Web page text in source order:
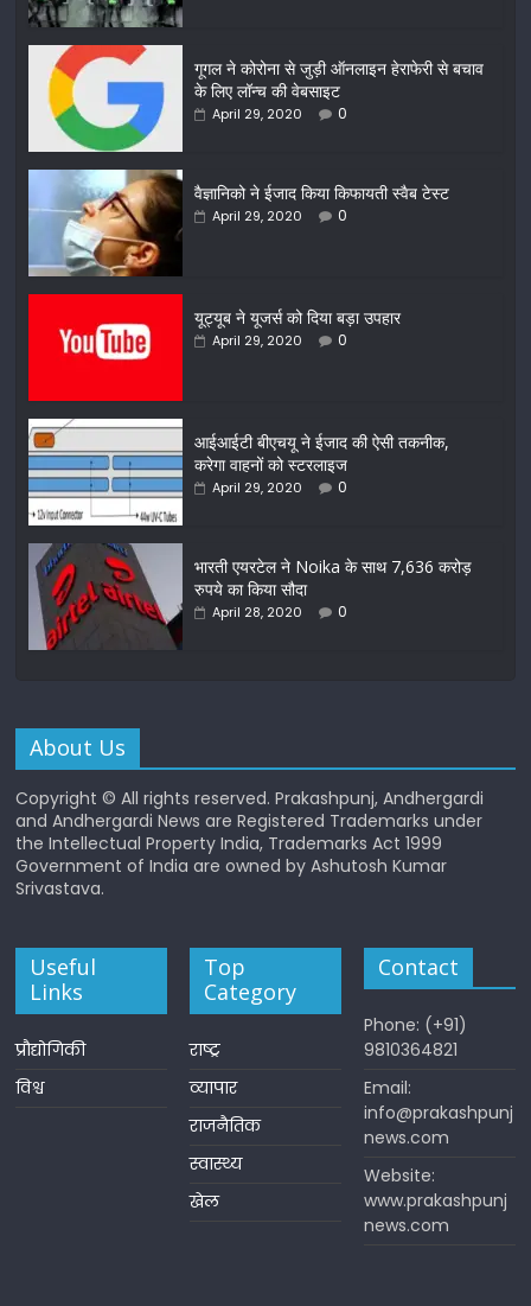
गूगल ने कोरोना से जुड़ी ऑनलाइन हेराफेरी से बचाव
के लिए लॉन्च की वेबसाइट
April 29, 2020 0
वैज्ञानिको ने ईजाद किया किफायती स्वैब टेस्ट
April 29, 2020 0
यूट्यूब ने यूजर्स को दिया बड़ा उपहार
April 29, 2020 0
आईआईटी बीएचयू ने ईजाद की ऐसी तकनीक,
करेगा वाहनों को स्टरलाइज
April 29, 2020 0
भारती एयरटेल ने Noika के साथ 7,636 करोड़
रुपये का किया सौदा
April 28, 2020 0
About Us
Copyright © All rights reserved. Prakashpunj, Andhergardi
and Andhergardi News are Registered Trademarks under
the Intellectual Property India, Trademarks Act 1999
Government of India are owned by Ashutosh Kumar
Srivastava.
Useful
Links
प्रौद्योगिकी
विश्व
Top
Category
राष्ट्र
व्यापार
राजनैतिक
स्वास्थ्य
खेल
Contact
Phone: (+91)
9810364821
Email:
info@prakashpunj
news.com
Website:
www.prakashpunj
news.com